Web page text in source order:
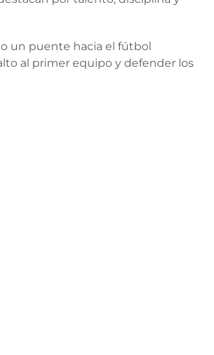
un puente hacia el fútbol
al primer equipo y defender los